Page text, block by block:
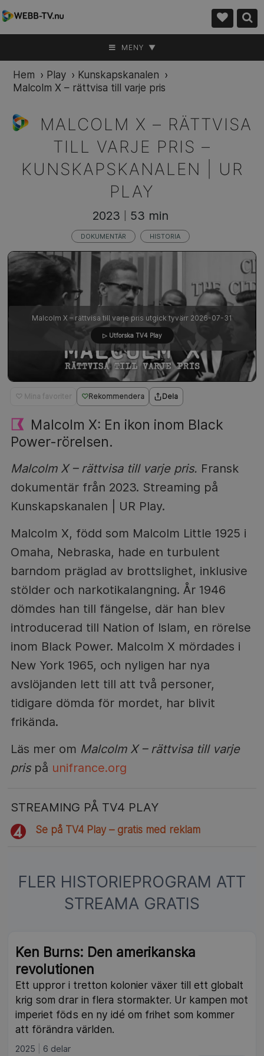
MENY ▼
Hem › Play › Kunskapskanalen ›
Malcolm X – rättvisa till varje pris
MALCOLM X – RÄTTVISA
TILL VARJE PRIS –
KUNSKAPSKANALEN | UR
PLAY
♡ Mina favoriter Rekommendera Dela
Malcolm X: En ikon inom Black
Power-rörelsen.
Malcolm X – rättvisa till varje pris. Fransk
dokumentär från 2023. Streaming på
Kunskapskanalen | UR Play.
Malcolm X, född som Malcolm Little 1925 i
Omaha, Nebraska, hade en turbulent
barndom präglad av brottslighet, inklusive
stölder och narkotikalangning. År 1946
dömdes han till fängelse, där han blev
introducerad till Nation of Islam, en rörelse
inom Black Power. Malcolm X mördades i
New York 1965, och nyligen har nya
avslöjanden lett till att två personer,
tidigare dömda för mordet, har blivit
frikända.
Läs mer om Malcolm X – rättvisa till varje
prispå unifrance.org
Malcolm X – rättvisa till varje pris utgick tyvärr 2026-07-31
▷ Utforska TV4 Play
STREAMING PÅ TV4 PLAY
Se på TV4 Play – gratis med reklam
2023 53 min
DOKUMENTÄR HISTORIA
FLER HISTORIEPROGRAM ATT
STREAMA GRATIS
Ken Burns: Den amerikanska
revolutionen
Ett uppror i tretton kolonier växer till ett globalt
krig som drar in flera stormakter. Ur kampen mot
imperiet föds en ny idé om frihet som kommer
att förändra världen.
2025 6 delar